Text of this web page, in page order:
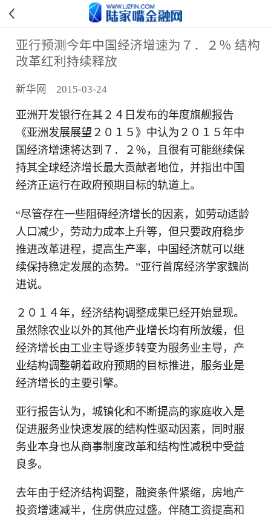
亚行预测今年中国经济增速为７．２％ 结构
改革红利持续释放
新华网 2015-03-24
亚洲开发银行在其２４日发布的年度旗舰报告
《亚洲发展展望２０１５》中认为２０１５年中
国经济增速将达到７．２％，且很有可能继续保
持其全球经济增长最大贡献者地位，并指出中国
经济正运行在政府预期目标的轨道上。
“尽管存在一些阻碍经济增长的因素，如劳动适龄
人口减少，劳动力成本上升等，但只要政府稳步
推进改革进程，提高生产率，中国经济就可以继
续保持稳定发展的态势。”亚行首席经济学家魏尚
进说。
２０１４年，经济结构调整成果已经开始显现。
虽然除农业以外的其他产业增长均有所放缓，但
经济增长由工业主导逐步转变为服务业主导，产
业结构调整朝着政府预期的目标推进，服务业是
经济增长的主要引擎。
亚行报告认为，城镇化和不断提高的家庭收入是
促进服务业快速发展的结构性驱动因素，同时服
务业本身也从商事制度改革和结构性减税中受益
良多。
去年由于经济结构调整，融资条件紧缩，房地产
投资增速减半，住房供应过盛。伴随工资提高和